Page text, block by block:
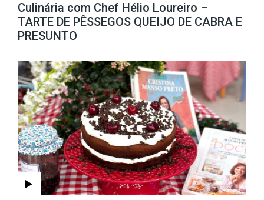
Culinária com Chef Hélio Loureiro –
TARTE DE PÊSSEGOS QUEIJO DE CABRA E
PRESUNTO